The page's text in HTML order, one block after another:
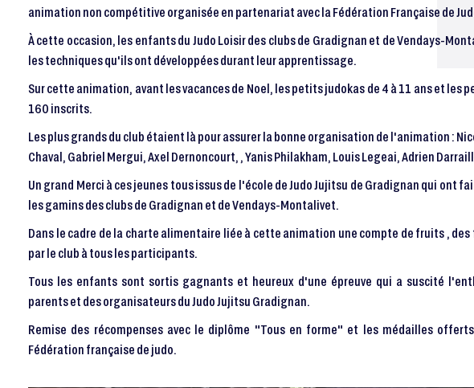
animation non compétitive organisée en partenariat avec la Fédération Française de
À cette occasion, les enfants du Judo Loisir des clubs de Gradignan et de Vendays-
les techniques qu'ils ont développées durant leur apprentissage.
Sur cette animation, avant les vacances de Noel, les petits judokas de 4 à 11 ans et les
160 inscrits.
Les plus grands du club étaient là pour assurer la bonne organisation de l'animation :
Chaval, Gabriel Mergui, Axel Dernoncourt, , Yanis Philakham, Louis Legeai, Adrien
Un grand Merci à ces jeunes tous issus de l'école de Judo Jujitsu de Gradignan qui ont
les gamins des clubs de Gradignan et de Vendays-Montalivet.
Dans le cadre de la charte alimentaire liée à cette animation une compte de fruits ,
par le club à tous les participants.
Tous les enfants sont sortis gagnants et heureux d'une épreuve qui a suscité
parents et des organisateurs du Judo Jujitsu Gradignan.
Remise des récompenses avec le diplôme "Tous en forme" et les médailles
Fédération française de judo.